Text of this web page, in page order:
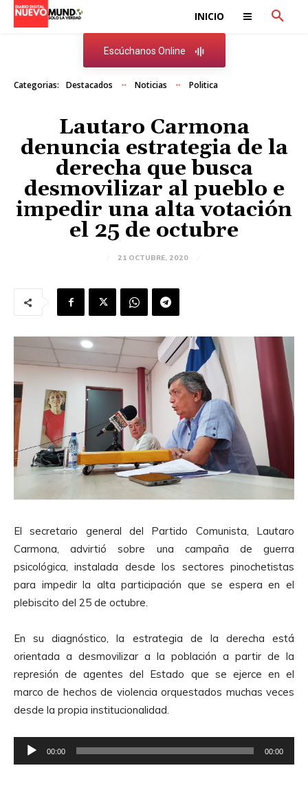
INICIO
Escúchanos Online
Categorias: Destacados Noticias Politica
Lautaro Carmona
denuncia estrategia de la
derecha que busca
desmovilizar al pueblo e
impedir una alta votación
el 25 de octubre
21 OCTUBRE, 2020
El secretario general del Partido Comunista, Lautaro
Carmona, advirtió sobre una campaña de guerra
psicológica, instalada desde los sectores pinochetistas
para impedir la alta participación que se espera en el
plebiscito del 25 de octubre.
En su diagnóstico, la estrategia de la derecha está
orientada a desmovilizar a la población a partir de la
represión de agentes del Estado que se ejerce en el
marco de hechos de violencia orquestados muchas veces
desde la propia institucionalidad.
e
00:00 00:00